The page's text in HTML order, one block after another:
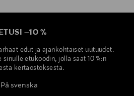
–10 %
edut ja ajankohtaiset uutuudet.
etukoodin, jolla saat 10 %:n
kertaostoksesta.
På svenska